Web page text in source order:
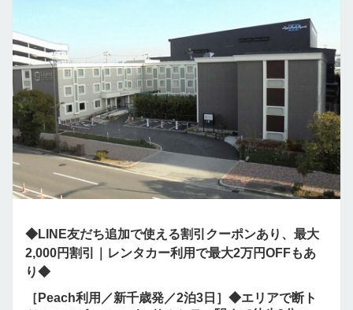
◆LINE友だち追加で使える割引クーポンあり、最大
2,000円割引｜レンタカー利用で最大2万円OFFもあ
り◆
［Peach利用／新千歳発／2泊3日］◆エリアで断ト